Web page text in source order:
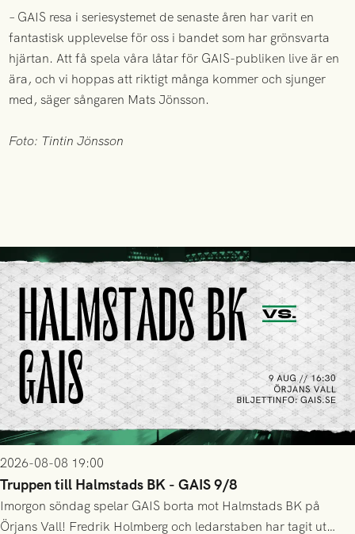
– GAIS resa i seriesystemet de senaste åren har varit en
fantastisk upplevelse för oss i bandet som har grönsvarta
hjärtan. Att få spela våra låtar för GAIS-publiken live är en
ära, och vi hoppas att riktigt många kommer och sjunger
med, säger sångaren Mats Jönsson.
Foto: Tintin Jönsson
2026-08-08 19:00
Truppen till Halmstads BK - GAIS 9/8
Imorgon söndag spelar GAIS borta mot Halmstads BK på
Örjans Vall! Fredrik Holmberg och ledarstaben har tagit ut